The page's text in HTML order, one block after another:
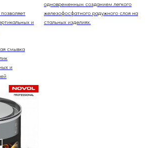
и
смывка
и
одновременным созданием легкого
железофосфатного радужного слоя на
стальных изделиях.